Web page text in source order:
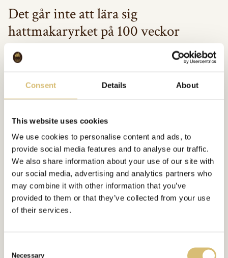
Consent Details About
This website uses cookies
We use cookies to personalise content and ads, to
provide social media features and to analyse our traffic.
We also share information about your use of our site with
our social media, advertising and analytics partners who
may combine it with other information that you’ve
provided to them or that they’ve collected from your use
of their services.
Necessary
Det går inte att lära sig
hattmakaryrket på 100 veckor
Om vi bortser från den nya Hattmakarutbildningen på tre år via
Hantverksakademin i Stockholm så har tidigare och nuvarande
ca 2 år. Vi har från början påpekat att det inte går att lära sig
gesällprov efter 100 veckor. Den tiden som vi anser behövs är en
inom sömnad.